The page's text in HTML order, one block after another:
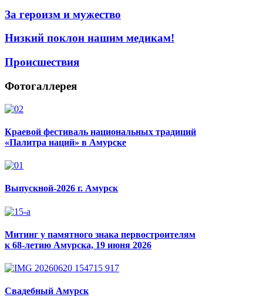
За героизм и мужество
Низкий поклон нашим медикам!
Происшествия
Фотогаллерея
Краевой фестиваль национальных традиций
«Палитра наций» в Амурске
Выпускной-2026 г. Амурск
Митинг у памятного знака первостроителям
к 68-летию Амурска, 19 июня 2026
Свадебный Амурск